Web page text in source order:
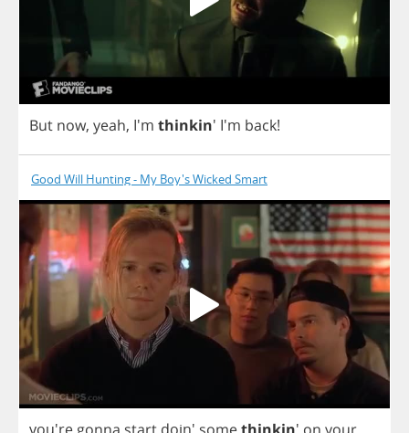
But now, yeah, I'm thinkin' I'm back!
Good Will Hunting - My Boy's Wicked Smart